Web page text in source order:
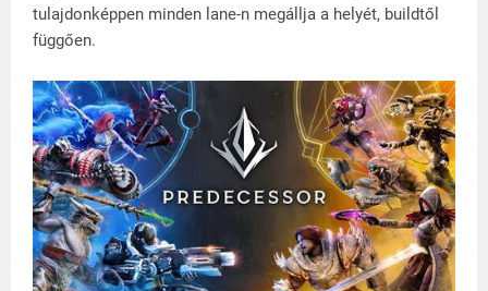
tulajdonképpen minden lane-n megállja a helyét, buildtől
függően.